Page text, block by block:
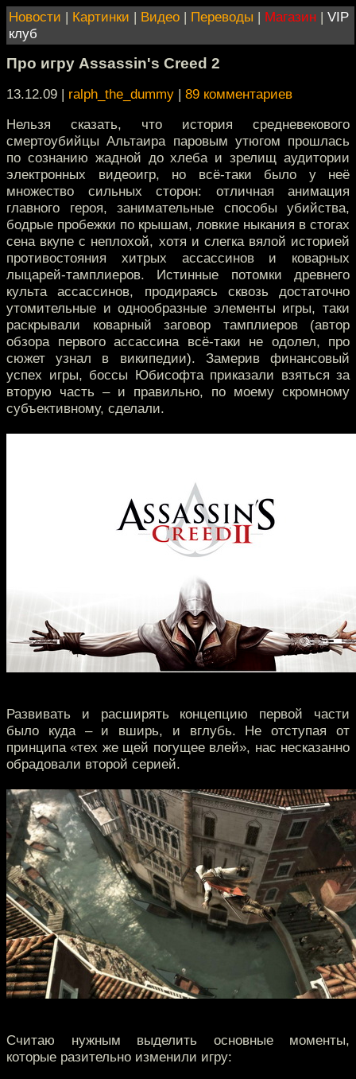
Новости | Картинки | Видео | Переводы | Магазин | VIP
клуб
Про игру Assassin's Creed 2
13.12.09 | ralph_the_dummy | 89 комментариев
Нельзя сказать, что история средневекового
смертоубийцы Альтаира паровым утюгом прошлась
по сознанию жадной до хлеба и зрелищ аудитории
электронных видеоигр, но всё-таки было у неё
множество сильных сторон: отличная анимация
главного героя, занимательные способы убийства,
бодрые пробежки по крышам, ловкие ныкания в стогах
сена вкупе с неплохой, хотя и слегка вялой историей
противостояния хитрых ассассинов и коварных
лыцарей-тамплиеров. Истинные потомки древнего
культа ассассинов, продираясь сквозь достаточно
утомительные и однообразные элементы игры, таки
раскрывали коварный заговор тамплиеров (автор
обзора первого ассассина всё-таки не одолел, про
сюжет узнал в википедии). Замерив финансовый
успех игры, боссы Юбисофта приказали взяться за
вторую часть – и правильно, по моему скромному
субъективному, сделали.
Развивать и расширять концепцию первой части
было куда – и вширь, и вглубь. Не отступая от
принципа «тех же щей погущее влей», нас несказанно
обрадовали второй серией.
Считаю нужным выделить основные моменты,
которые разительно изменили игру: